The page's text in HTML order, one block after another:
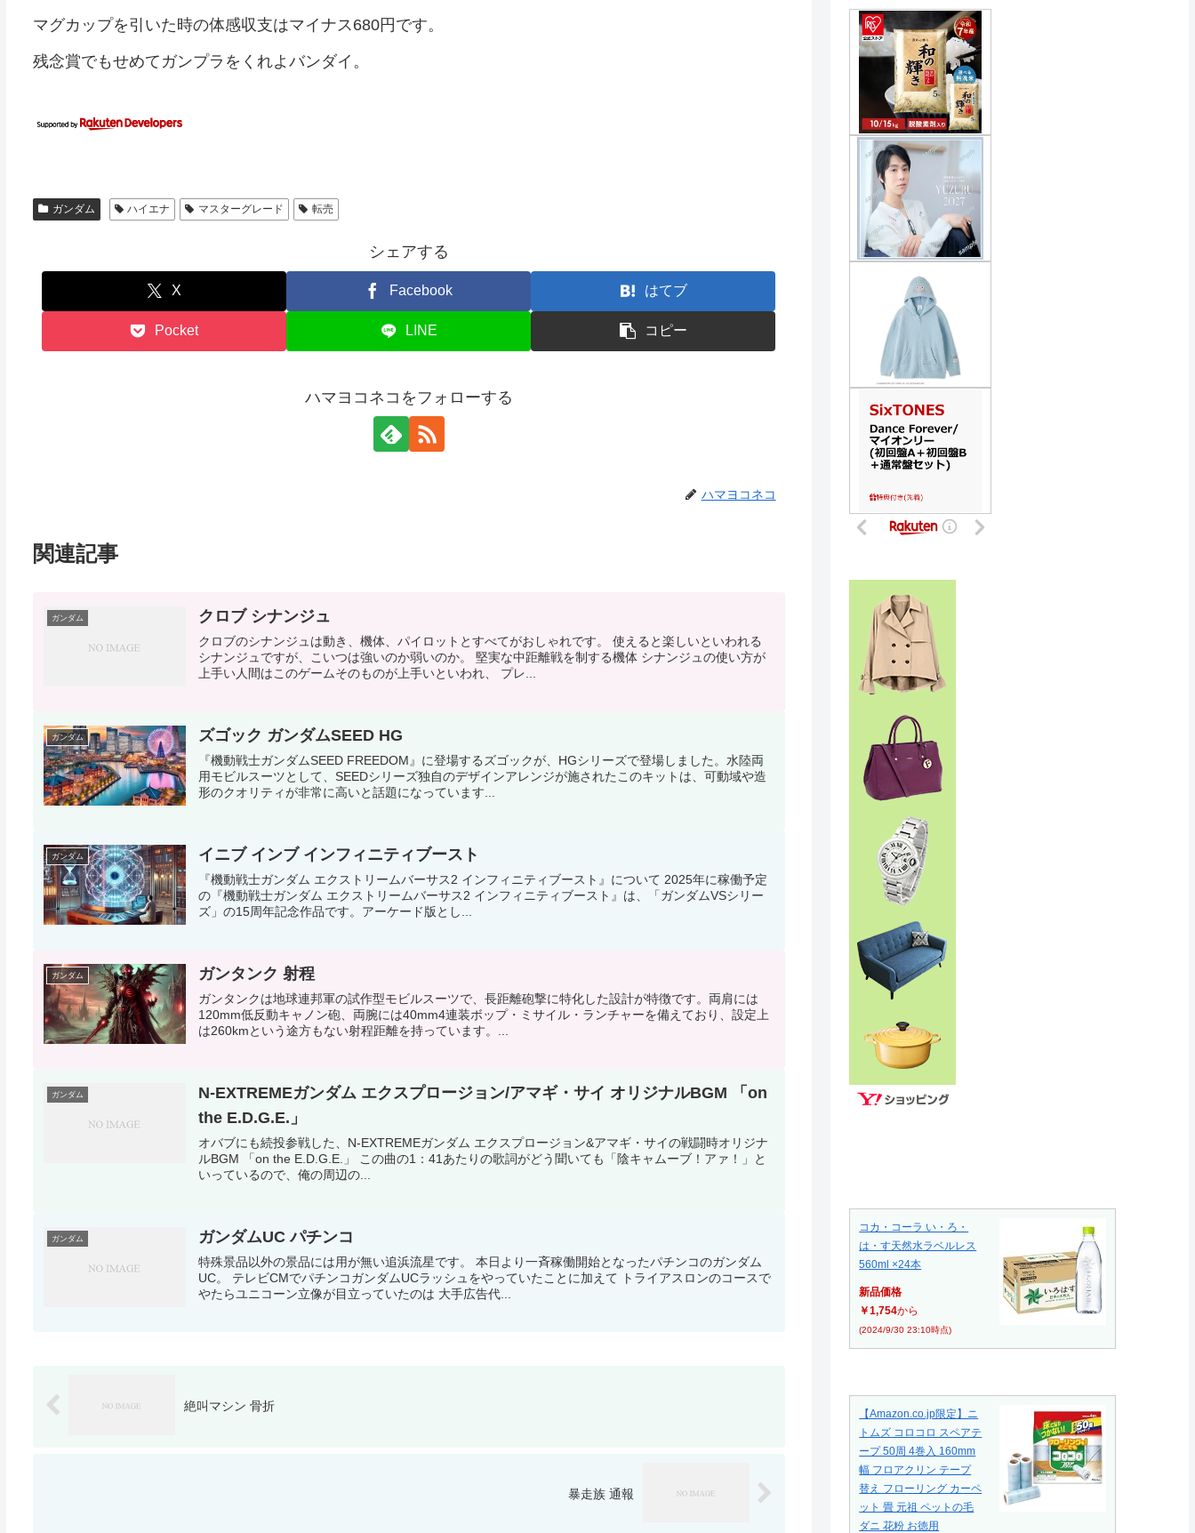
マグカップを引いた時の体感収支はマイナス680円です。
残念賞でもせめてガンプラをくれよバンダイ。
ガンダム ハイエナ マスターグレード 転売
シェアする
X Facebook はてブ
Pocket LINE コピー
ハマヨコネコをフォローする
ハマヨコネコ
関連記事
ガンダム クロブ シナンジュ
クロブのシナンジュは動き、機体、パイロットとすべてがおしゃれです。 使えると楽しいといわれる
シナンジュですが、こいつは強いのか弱いのか。 堅実な中距離戦を制する機体 シナンジュの使い方が
上手い人間はこのゲームそのものが上手いといわれ、 プレ...
ガンダム ズゴック ガンダムSEED HG
『機動戦士ガンダムSEED FREEDOM』に登場するズゴックが、HGシリーズで登場しました。水陸両
用モビルスーツとして、SEEDシリーズ独自のデザインアレンジが施されたこのキットは、可動域や造
形のクオリティが非常に高いと話題になっています...
ガンダム イニブ インブ インフィニティブースト
『機動戦士ガンダム エクストリームバーサス2 インフィニティブースト』について 2025年に稼働予定
の『機動戦士ガンダム エクストリームバーサス2 インフィニティブースト』は、「ガンダムVSシリー
ズ」の15周年記念作品です。アーケード版とし...
ガンダム ガンタンク 射程
ガンタンクは地球連邦軍の試作型モビルスーツで、長距離砲撃に特化した設計が特徴です。両肩には
120mm低反動キャノン砲、両腕には40mm4連装ボップ・ミサイル・ランチャーを備えており、設定上
は260kmという途方もない射程距離を持っています。...
ガンダム
N-EXTREMEガンダム エクスプロージョン/アマギ・サイ オリジナルBGM 「on
the E.D.G.E.」
オバブにも続投参戦した、N-EXTREMEガンダム エクスプロージョン&アマギ・サイの戦闘時オリジナ
ルBGM 「on the E.D.G.E.」 この曲の1：41あたりの歌詞がどう聞いても「陰キャムーブ！アァ！」と
いっているので、俺の周辺の...
ガンダム ガンダムUC パチンコ
特殊景品以外の景品には用が無い追浜流星です。 本日より一斉稼働開始となったパチンコのガンダム
UC。 テレビCMでパチンコガンダムUCラッシュをやっていたことに加えて トライアスロンのコースで
やたらユニコーン立像が目立っていたのは 大手広告代...
絶叫マシン 骨折
暴走族 通報
コカ・コーラ い・ろ・
は・す天然水ラベルレス
560ml ×24本
新品価格
￥1,754から
(2024/9/30 23:10時点)
【Amazon.co.jp限定】ニ
トムズ コロコロ スペアテ
ープ 50周 4巻入 160mm
幅 フロアクリン テープ
替え フローリング カーペ
ット 畳 元祖 ペットの毛
ダニ 花粉 お徳用